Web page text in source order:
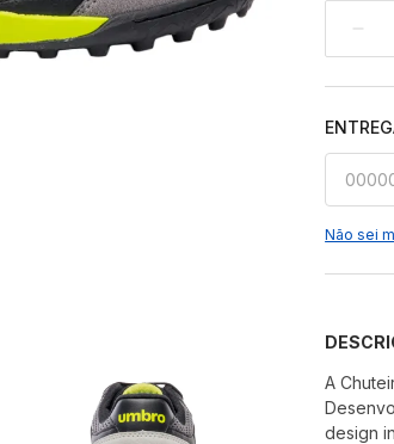
Não sei
A
design